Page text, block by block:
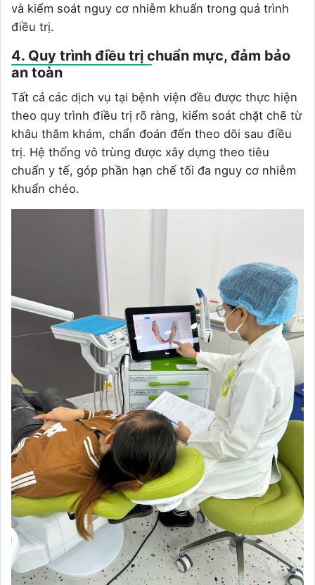
và kiểm soát nguy cơ nhiễm khuẩn trong quá trình
điều trị.
4. Quy trình điều trị chuẩn mực, đảm bảo
an toàn
Tất cả các dịch vụ tại bệnh viện đều được thực hiện
theo quy trình điều trị rõ ràng, kiểm soát chặt chẽ từ
khâu thăm khám, chẩn đoán đến theo dõi sau điều
trị. Hệ thống vô trùng được xây dựng theo tiêu
chuẩn y tế, góp phần hạn chế tối đa nguy cơ nhiễm
khuẩn chéo.